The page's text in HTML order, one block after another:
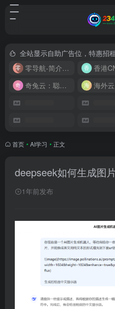
全站显示自助广告位，特惠招
零导航-简介实用的网址导航
奇兔云：聪明人的“省”钱计划！
首页 • AI学习 • 正文
deepseek如何生成图
1年前发布